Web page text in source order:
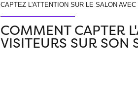
CAPTEZ L'ATTENTION SUR LE SALON
COMMENT CAPTER
VISITEURS SUR SON